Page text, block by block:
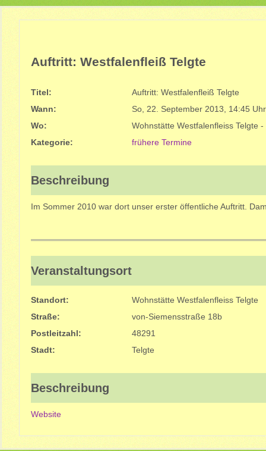
Auftritt: Westfalenfleiß Telgte
Titel:
Auftritt: Westfalenfleiß Telgte
Wann:
So, 22. September 2013, 14:45 Uhr
Wo:
Wohnstätte Westfalenfleiss Telgte -
Kategorie:
frühere Termine
Beschreibung
Im Sommer 2010 war dort unser erster öffentliche Auftritt.
Veranstaltungsort
Standort:
Wohnstätte Westfalenfleiss Telgte
Straße:
von-Siemensstraße 18b
Postleitzahl:
48291
Stadt:
Telgte
Beschreibung
Website